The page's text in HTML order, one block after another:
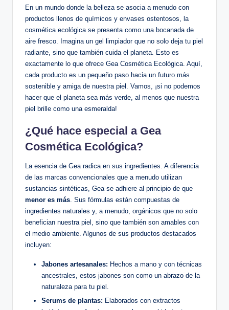
En un mundo donde la belleza se asocia a menudo con
productos llenos de químicos y envases ostentosos, la
cosmética ecológica se presenta como una bocanada de
aire fresco. Imagina un gel limpiador que no solo deja tu piel
radiante, sino que también cuida el planeta. Esto es
exactamente lo que ofrece Gea Cosmética Ecológica. Aquí,
cada producto es un pequeño paso hacia un futuro más
sostenible y amiga de nuestra piel. Vamos, ¡si no podemos
hacer que el planeta sea más verde, al menos que nuestra
piel brille como una esmeralda!
¿Qué hace especial a Gea
Cosmética Ecológica?
La esencia de Gea radica en sus ingredientes. A diferencia
de las marcas convencionales que a menudo utilizan
sustancias sintéticas, Gea se adhiere al principio de que
menor es más. Sus fórmulas están compuestas de
ingredientes naturales y, a menudo, orgánicos que no solo
benefician nuestra piel, sino que también son amables con
el medio ambiente. Algunos de sus productos destacados
incluyen:
Jabones artesanales: Hechos a mano y con técnicas
ancestrales, estos jabones son como un abrazo de la
naturaleza para tu piel.
Serums de plantas: Elaborados con extractos